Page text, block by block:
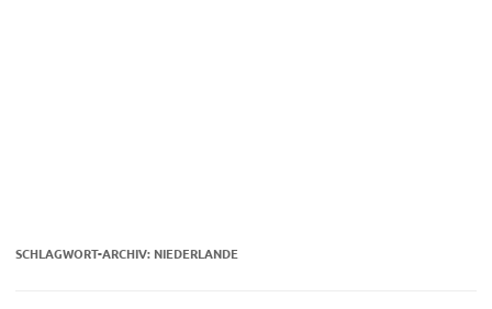
SCHLAGWORT-ARCHIV: NIEDERLANDE